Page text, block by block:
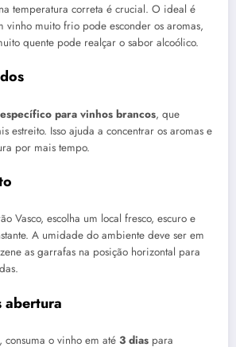
temperatura correta é crucial. O ideal é
vinho muito frio pode esconder os aromas,
quente pode realçar o sabor alcoólico.
para vinhos brancos, que
estreito. Isso ajuda a concentrar os aromas e
por mais tempo.
Vasco, escolha um local fresco, escuro e
A umidade do ambiente deve ser em
as garrafas na posição horizontal para
abertura
o vinho em até 3 dias para